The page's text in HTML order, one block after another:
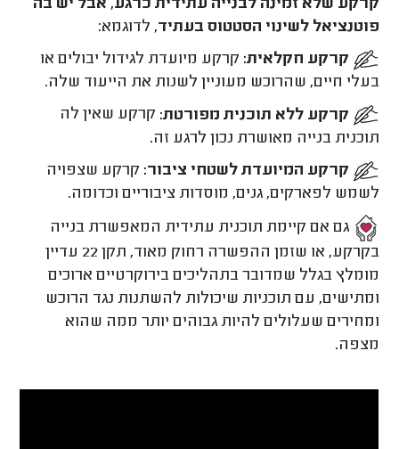
קרקע שלא זמינה לבנייה עתידית כרגע, אבל יש בה
פוטנציאל לשינוי הסטטוס בעתיד, לדוגמא:
קרקע חקלאית: קרקע מיועדת לגידול יבולים או
בעלי חיים, שהרוכש מעוניין לשנות את הייעוד שלה.
קרקע ללא תוכנית מפורטת: קרקע שאין לה
תוכנית בנייה מאושרת נכון לרגע זה.
קרקע המיועדת לשטחי ציבור: קרקע שצפויה
לשמש לפארקים, גנים, מוסדות ציבוריים וכדומה.
גם אם קיימת תוכנית עתידית המאפשרת בנייה
בקרקע, או שזמן ההפשרה רחוק מאוד, תקן 22 עדיין
מומלץ בגלל שמדובר בתהליכים בירוקרטיים ארוכים
ומתישים, עם תוכניות שיכולות להשתנות נגד הרוכש
ומחירים שעלולים להיות גבוהים יותר ממה שהוא
מצפה.